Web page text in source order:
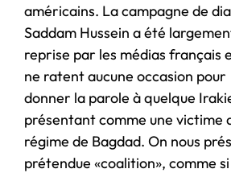
américains. La campagne de
Saddam Hussein a été
reprise par les médias français
ne ratent aucune occasion pour
donner la parole à quelque
présentant comme une victime
régime de Bagdad. On nous
prétendue «coalition», comme